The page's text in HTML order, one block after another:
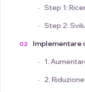
Step 1:
Step 2:
Implementare
1.
2.